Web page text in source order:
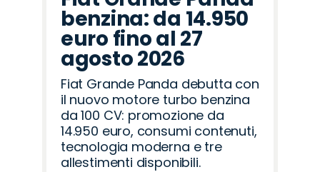
benzina: da 14.950
euro fino al 27
agosto 2026
Fiat Grande Panda debutta con
il nuovo motore turbo benzina
da 100 CV: promozione da
14.950 euro, consumi contenuti,
tecnologia moderna e tre
allestimenti disponibili.